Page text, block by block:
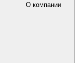
О компании